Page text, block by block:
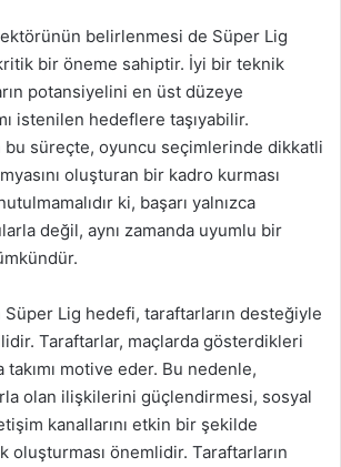
belirlenmesi de Süper Lig
bir öneme sahiptir. İyi bir teknik
potansiyelini en üst düzeye
istenilen hedeflere taşıyabilir.
bu süreçte, oyuncu seçimlerinde dikkatli
oluşturan bir kadro kurması
ki, başarı yalnızca
değil, aynı zamanda uyumlu bir
Süper Lig hedefi, taraftarların desteğiyle
Taraftarlar, maçlarda gösterdikleri
takımı motive eder. Bu nedenle,
olan ilişkilerini güçlendirmesi, sosyal
kanallarını etkin bir şekilde
oluşturması önemlidir. Taraftarların